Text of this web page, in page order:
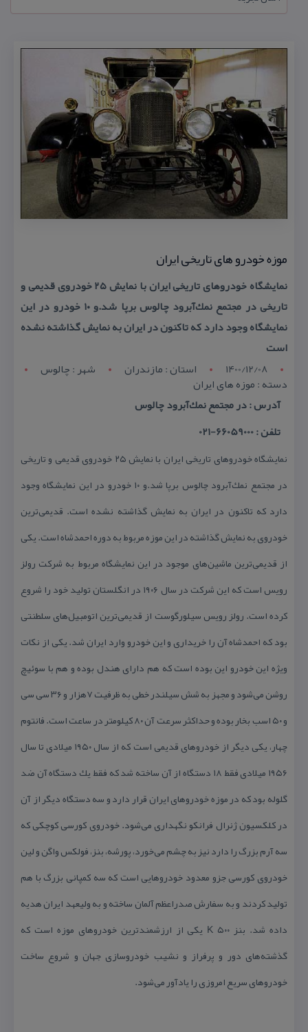
موزه خودرو های تاریخی ایران
نمایشگاه خودروهای تاریخی ایران با نمایش ۲۵ خودروی قدیمی و
تاریخی در مجتمع نمك‌آبرود چالوس برپا شد.و ۱۰ خودرو در این
نمایشگاه وجود دارد كه تاكنون در ایران به نمایش گذاشته نشده
است
1400/12/08
استان : مازندران شهر : چالوس
دسته : موزه های ایران
آدرس : در مجتمع نمك‌آبرود چالوس
تلفن : 66059000-021
نمایشگاه خودروهای تاریخی ایران با نمایش ۲۵ خودروی قدیمی و تاریخی
در مجتمع نمك‌آبرود چالوس برپا شد.و ۱۰ خودرو در این نمایشگاه وجود
دارد كه تاكنون در ایران به نمایش گذاشته نشده است. قدیمی‌ترین
خودروی به نمایش گذاشته در این موزه مربوط به دوره احمدشاه است. یكی
از قدیمی‌ترین ماشین‌های موجود در این نمایشگاه مربوط به شركت رولز
رویس است كه این شركت در سال ۱۹۰۶ در انگلستان تولید خود را شروع
كرده است. رولز رویس سیلورگوست از قدیمی‌ترین اتومبیل‌های سلطنتی
بود كه احمدشاه آن را خریداری و این خودرو وارد ایران شد. یكی از نكات
ویژه این خودرو این بوده است كه هم دارای هندل بوده و هم با سوئیچ
روشن می‌شود و مجهز به شش سیلندر خطی به ظرفیت ۷هزار و ۳۶ سی سی
و ۵۰ اسب بخار بوده و حداكثر سرعت آن ۸۰ كیلومتر در ساعت است. فانتوم
چهار، یكی دیگر از خودروهای قدیمی است كه از سال ۱۹۵۰ میلادی تا سال
۱۹۵۶ میلادی فقط ۱۸ دستگاه از آن ساخته شد كه فقط یك دستگاه آن ضد
گلوله بود كه در موزه خودروهای ایران قرار دارد و سه دستگاه دیگر از آن
در كلكسیون ژنرال فرانكو نگهداری می‌شود. خودروی كورسی كوچكی كه
سه آرم بزرگ را دارد نیز به چشم می‌خورد، پورشه، بنز، فولكس واگن و لین
خودروی كورسی جزو معدود خودروهایی است كه سه كمپانی بزرگ با هم
تولید كردند و به سفارش صدراعظم آلمان ساخته و به ولیعهد ایران هدیه
داده شد. بنز ۵۰۰ K یكی از ارزشمندترین خودروهای موزه است كه
گذشته‌های دور و پرفراز و نشیب خودروسازی جهان و شروع ساخت
خودروهای سریع امروزی را یادآور می‌شود.